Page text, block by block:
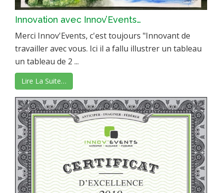
Innovation avec Innov’Events…
Merci Innov'Events, c'est toujours "Innovant de
travailler avec vous. Ici il a fallu illustrer un tableau
un tableau de 2 ...
Lire La Suite…